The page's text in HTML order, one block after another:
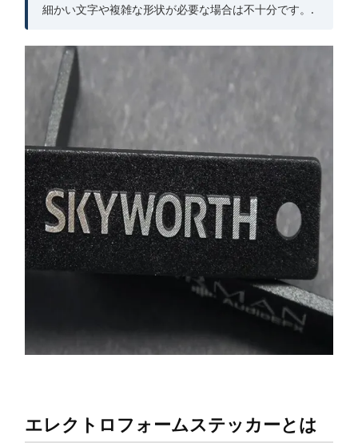
細かい文字や複雑な形状が必要な場合は不十分です。.
エレクトロフォームステッカーとは